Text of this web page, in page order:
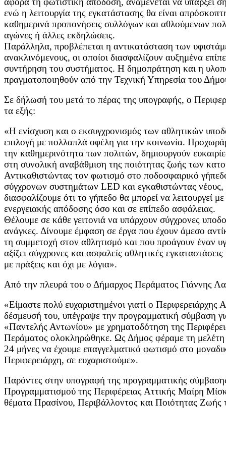
ενώ η λειτουργία της εγκατάστασης θα είναι
καθημερινά προπονήσεις συλλόγων και αθλούμενων
αγώνες ή άλλες εκδηλώσεις.
Παράλληλα, προβλέπεται η αντικατάσταση των
ανακλινόμενους, οι οποίοι διασφαλίζουν αυξημένα
συντήρηση του συστήματος. Η δημοπράτηση και η
πραγματοποιηθούν από την Τεχνική Υπηρεσία του
Σε δήλωσή του μετά το πέρας της υπογραφής, ο
τα εξής:
«Η ενίσχυση και ο εκσυγχρονισμός των αθλητικών
επιλογή με πολλαπλά οφέλη για την κοινωνία.
την καθημερινότητα των πολιτών, δημιουργούν
στη συνολική αναβάθμιση της ποιότητας ζωής των
Αντικαθιστώντας τον φωτισμό στο ποδοσφαιρικό
σύγχρονων συστημάτων LED και εγκαθιστώντας νέους,
διασφαλίζουμε ότι το γήπεδο θα μπορεί να λειτουργεί
ενεργειακής απόδοσης όσο και σε επίπεδο ασφάλειας.
Θέλουμε σε κάθε γειτονιά να υπάρχουν σύγχρονες
ανάγκες. Δίνουμε έμφαση σε έργα που έχουν άμεσο
τη συμμετοχή στον αθλητισμό και που προάγουν έναν
αξίζει σύγχρονες και ασφαλείς αθλητικές
με πράξεις και όχι με λόγια».
Από την πλευρά του ο Δήμαρχος Περάματος Γιάννης
«Είμαστε πολύ ευχαριστημένοι γιατί ο
δέσμευσή του, υπέγραψε την προγραμματική σύμβαση
«Παντελής Αντωνίου» με χρηματοδότηση της
Περάματος ολοκληρώθηκε. Ως Δήμος φέραμε τη
24 μήνες να έχουμε επαγγελματικό φωτισμό στο
Περιφερειάρχη, σε ευχαριστούμε».
Παρόντες στην υπογραφή της προγραμματικής
Προγραμματισμού της Περιφέρειας Αττικής Μαίρη
θέματα Πρασίνου, Περιβάλλοντος και Ποιότητας